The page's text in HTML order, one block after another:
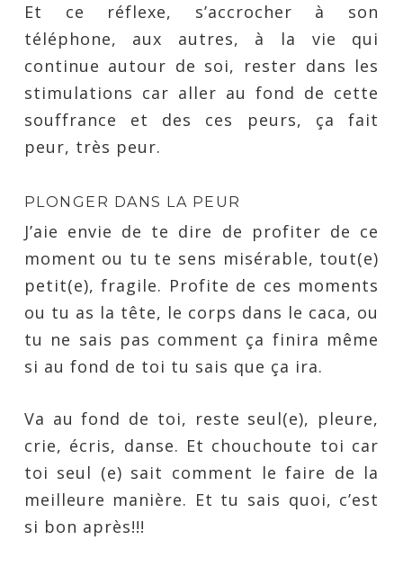
Et ce réflexe, s’accrocher à son
téléphone, aux autres, à la vie qui
continue autour de soi, rester dans les
stimulations car aller au fond de cette
souffrance et des ces peurs, ça fait
peur, très peur.
PLONGER DANS LA PEUR
J’aie envie de te dire de profiter de ce
moment ou tu te sens misérable, tout(e)
petit(e), fragile. Profite de ces moments
ou tu as la tête, le corps dans le caca, ou
tu ne sais pas comment ça finira même
si au fond de toi tu sais que ça ira.
Va au fond de toi, reste seul(e), pleure,
crie, écris, danse. Et chouchoute toi car
toi seul (e) sait comment le faire de la
meilleure manière. Et tu sais quoi, c’est
si bon après!!!